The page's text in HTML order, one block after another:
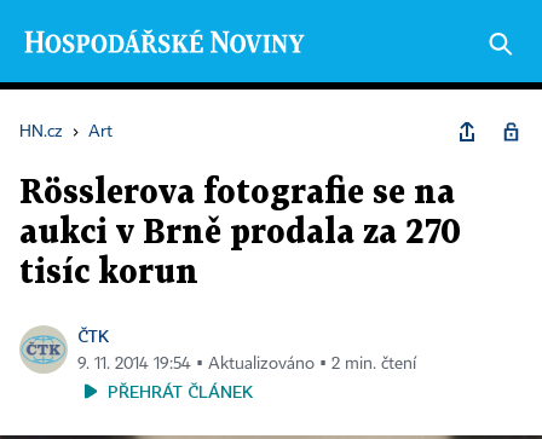
HN.cz › Art
Rösslerova fotografie se na
aukci v Brně prodala za 270
tisíc korun
ČTK
9. 11. 2014 19:54 ▪ Aktualizováno ▪ 2 min. čtení
PŘEHRÁT ČLÁNEK